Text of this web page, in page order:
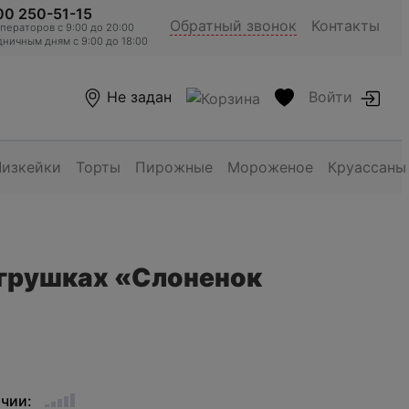
250-51-15
c 9:00 до 20:00
дням с 9:00 до 18:00
Обратный звонок Контакты
Не задан Войти
Торты Пирожные Мороженое Круассаны
«Слоненок